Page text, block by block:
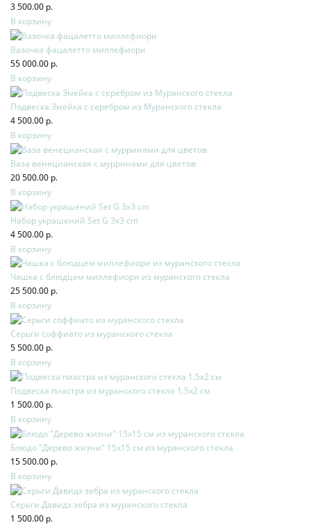
3 500.00 р.
В корзину
Вазочка фацалетто миллефиори
55 000.00 р.
В корзину
Подвеска Змейка с серебром из Муранского стекла
4 500.00 р.
В корзину
Ваза венецианская с мурринами для цветов
20 500.00 р.
В корзину
Набор украшений Set G 3x3 cm
4 500.00 р.
В корзину
Чашка с блюдцем миллефиори из муранского стекла
25 500.00 р.
В корзину
Серьги соффиато из муранского стекла
5 500.00 р.
В корзину
Подвеска пиастра из муранского стекла 1.5х2 см
1 500.00 р.
В корзину
Блюдо "Дерево жизни" 15х15 см из муранского стекла
15 500.00 р.
В корзину
Серьги Давидэ зебра из муранского стекла
1 500.00 р.